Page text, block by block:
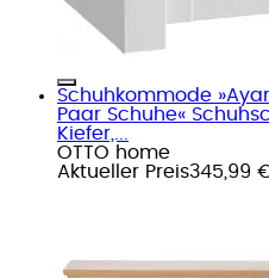
Schuhkommode
Paar Schuhe«
Kiefer,...
OTTO home
Aktueller Preis345,99